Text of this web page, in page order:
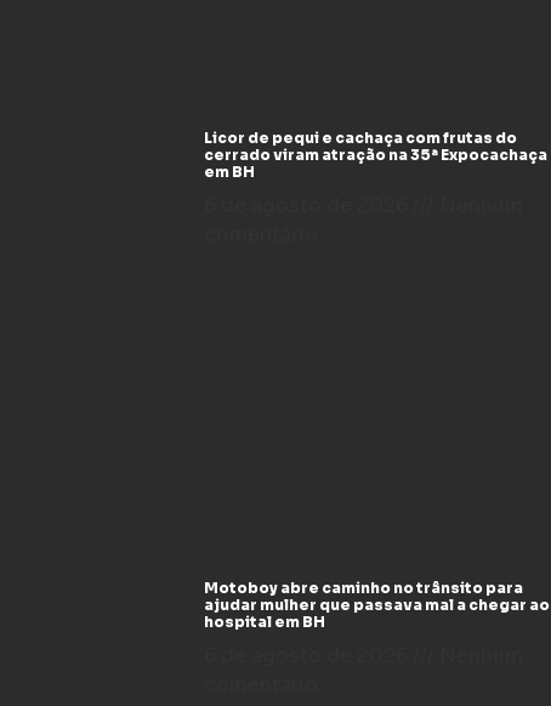
Licor de pequi e cachaça com frutas do
cerrado viram atração na 35ª Expocachaça
em BH
Motoboy abre caminho no trânsito para
ajudar mulher que passava mal a chegar ao
hospital em BH